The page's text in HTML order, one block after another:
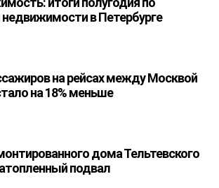
в Петербурге
на рейсах между Москвой
на 18% меньше
дома Тельтевского
подвал